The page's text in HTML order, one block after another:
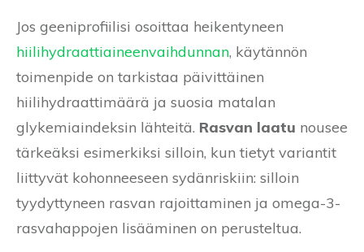
Jos geeniprofiilisi osoittaa heikentyneen
hiilihydraattiaineenvaihdunnan, käytännön
toimenpide on tarkistaa päivittäinen
hiilihydraattimäärä ja suosia matalan
glykemiaindeksin lähteitä. Rasvan laatu nousee
tärkeäksi esimerkiksi silloin, kun tietyt variantit
liittyvät kohonneeseen sydänriskiin: silloin
tyydyttyneen rasvan rajoittaminen ja omega-3-
rasvahappojen lisääminen on perusteltua.